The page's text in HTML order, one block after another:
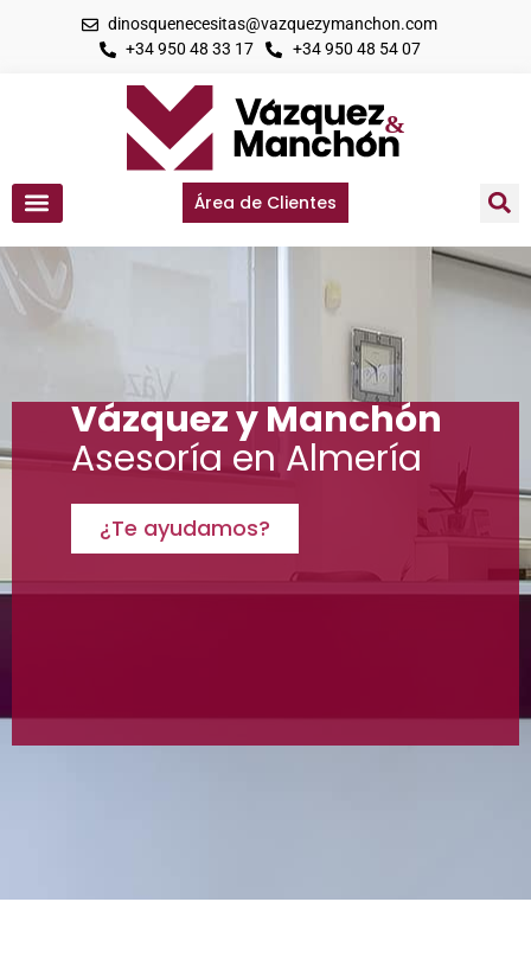
dinosquenecesitas@vazquezymanchon.com
+34 950 48 33 17
+34 950 48 54 07
Área de Clientes
Vázquez y Manchón
Asesoría en Almería
¿Te ayudamos?